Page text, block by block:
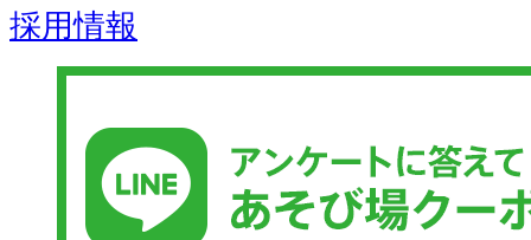
採用情報